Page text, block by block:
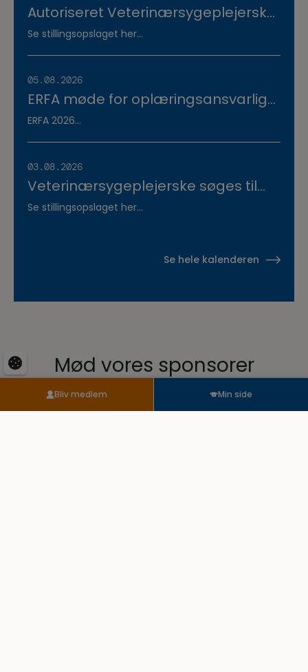
Autoriseret Veterinærsygeplejerske
søges til fuldtidsstilling hos
Se stillingsopslaget her...
05.08.2026
ERFA møde for oplæringsansvarlige
på veterinærsygeplejerske
ERFA 2026...
03.08.2026
Veterinærsygeplejerske søges til
Hvidsten Dyrehospital
Se stillingsopslaget her...
Se hele kalenderen
Mød vores sponsorer
Bliv medlem Min side